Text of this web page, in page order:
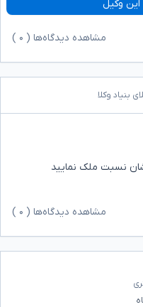
این وکیل
مشاهده دیدگاه‌ها ( ۰
بنیاد وکلا
نسبت ملک نمایید
مشاهده دیدگاه‌ها ( ۰